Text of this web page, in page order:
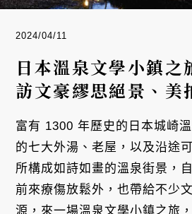
2024/04/11
日本溫泉文學小鎮之
訪文豪繆思絕景、美
富有 1300 年歷史的日本城崎
的七大外湯、老屋，以及沿途
所構成如詩如畫的溫泉街景，
前來療傷放鬆外，也帶給不少
源，來一場溫泉文學小鎮之旅